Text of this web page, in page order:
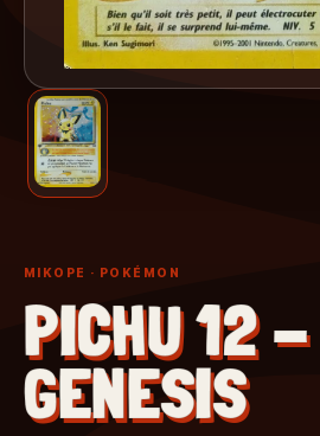
MIKOPE · POKÉMON
PICHU 12 -
GENESIS